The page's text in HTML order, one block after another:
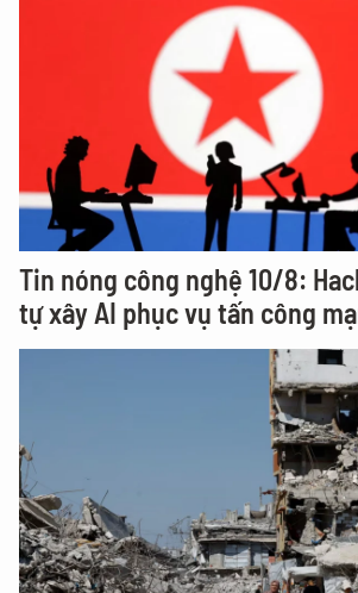
Tin nóng công nghệ 10/8:
tự xây AI phục vụ tấn công